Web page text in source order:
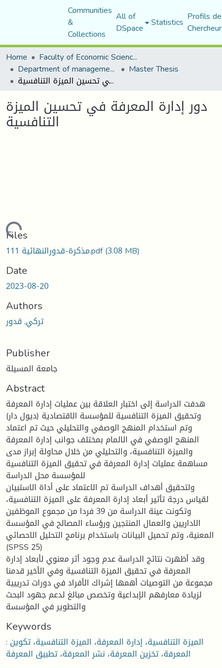
Communities
&
Collections
All of
DSpace Statistics Profils
Home
Faculty of Economic Sciences, Commerce and Management Sciences
Department of management sciences Master Thesis
دور إدارة المعرفة في تحسين الميزة التنافسية
دور إدارة المعرفة في تحسين الميزة
التنافسية
Loading...
Files
مذكرة-قدورالنهائية 111.pdf(3.08 MB)
Date
2023-08-20
Authors
تركي, قدور
Publisher
جامعة المسيلة
Abstract
هدفت الدراسة إلى اختبار العلاقة بين عمليات إدارة المعرفة
وتحقيق الميزة التنافسية للمؤسسة الاقتصادية (ديول دار)
وتم استخدام المنهج الوصفي والتحليلي حيث تم اعتماد
المنهج الوصفي في الالمام بمختلف جوانب إدارة المعرفة
والميزة التنافسية، والتحليلي من خلال محاولة إبراز مدى
مساهمة عمليات إدارة المعرفة في تحقيق الميزة التنافسية
للمؤسسة محل الدراسة
ولتحقيق أهداف الدراسة تم الاعتماد على أداة الاستبيان
لقياس درجة تأثير أبعاد إدارة المعرفة على الميزة التنافسية،
وتكونت عينة الدراسة من 39 فردا من مجموع الموظفين
الاداريين والعمال المنتجين ورؤساء المصالح في المؤسسة
المعنية، وتم تحميل البيانات باستخدام برنامج التحليل الاحصائي
(SPSS 25)
وقد أظهرت نتائج الدراسة عدم وجود أثر معنوي لأبعاد إدارة
المعرفة في تحقيق الميزة التنافسية وفي الأخير قدمنا
مجموعة من التوصيات أهمها إشراك الأفراد في دورات تدريبية
لزيادة معارفهم الإبداعية وتخصص مبالغ لدعم جهود البحث
والتطوير في المؤسسة
Keywords
: الميزة التنافسية، إدارة المعرفة، الميزة التنافسية، تكوين
المعرفة، تخزين المعرفة، نشر المعرفة، تطبيق المعرفة